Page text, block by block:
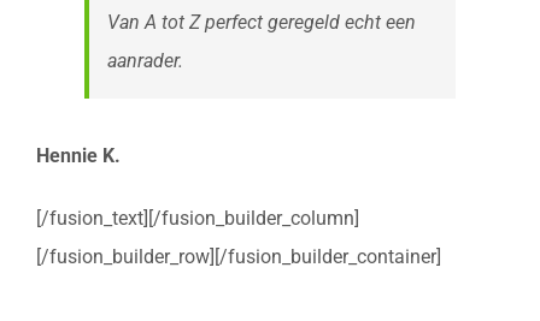
Van A tot Z perfect geregeld echt een
aanrader.
Hennie K.
[/fusion_text][/fusion_builder_column]
[/fusion_builder_row][/fusion_builder_container]